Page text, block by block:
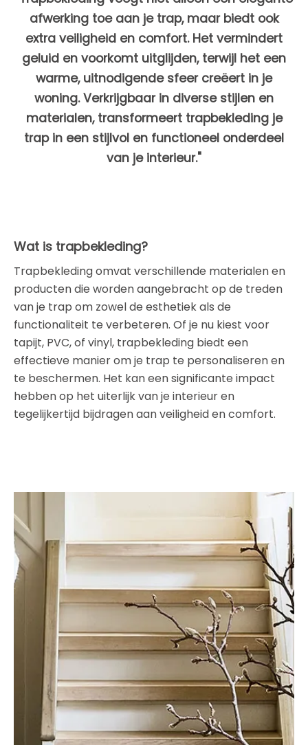
afwerking toe aan je trap, maar biedt ook
extra veiligheid en comfort. Het vermindert
geluid en voorkomt uitglijden, terwijl het een
warme, uitnodigende sfeer creëert in je
woning. Verkrijgbaar in diverse stijlen en
materialen, transformeert trapbekleding je
trap in een stijlvol en functioneel onderdeel
van je interieur."
Wat is trapbekleding?
Trapbekleding omvat verschillende materialen en
producten die worden aangebracht op de treden
van je trap om zowel de esthetiek als de
functionaliteit te verbeteren. Of je nu kiest voor
tapijt, PVC, of vinyl, trapbekleding biedt een
effectieve manier om je trap te personaliseren en
te beschermen. Het kan een significante impact
hebben op het uiterlijk van je interieur en
tegelijkertijd bijdragen aan veiligheid en comfort.